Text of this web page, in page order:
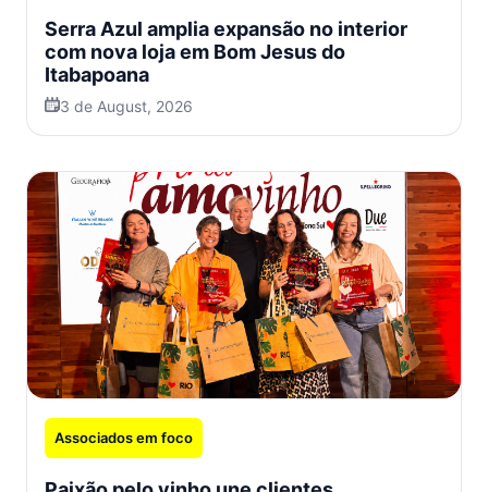
Serra Azul amplia expansão no interior
com nova loja em Bom Jesus do
Itabapoana
3 de August, 2026
Associados em foco